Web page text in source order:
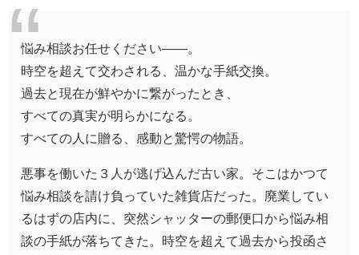
悩み相談お任せください——。
時空を超えて交わされる、温かな手紙交換。
過去と現在が鮮やかに繋がったとき、
すべての真実が明らかになる。
すべての人に贈る、感動と驚愕の物語。
悪事を働いた３人が逃げ込んだ古い家。そこはかつて
悩み相談を請け負っていた雑貨店だった。廃業してい
るはずの店内に、突然シャッターの郵便口から悩み相
談の手紙が落ちてきた。時空を超えて過去から投函さ